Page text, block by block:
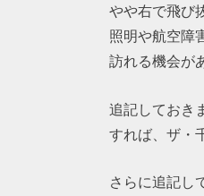
やや右で飛び
照明や航空障
訪れる機会が
追記しておき
すれば、ザ・
さらに追記し